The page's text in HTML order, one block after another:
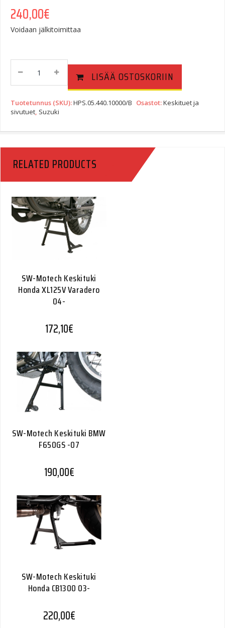
240,00€
Voidaan jälkitoimittaa
Suzuki
DL
V-
(19-)
Quantity
LISÄÄ OSTOSKORIIN
Tuotetunnus (SKU):HPS.05.440.10000/B Osastot:Keskituet ja
sivutuet, Suzuki
RELATED PRODUCTS
SW-Motech Keskituki
Honda XL125V Varadero
04-
172,10€
SW-Motech Keskituki BMW
F650GS -07
190,00€
SW-Motech Keskituki
Honda CB1300 03-
220,00€